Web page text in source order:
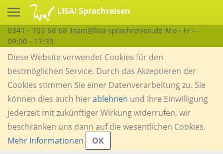
LISA! Sprachreisen
0341 - 702 68 68 team@lisa-sprachreisen.de Mo - Fr —
09:00 - 17:30
Diese Website verwendet Cookies für den
bestmöglichen Service. Durch das Akzeptieren der
Cookies stimmen Sie einer Datenverarbeitung zu. Sie
können dies auch hierablehnen und Ihre Einwilligung
jederzeit mit zukünftiger Wirkung widerrufen, wir
beschränken uns dann auf die wesentlichen Cookies.
Mehr Informationen
OK